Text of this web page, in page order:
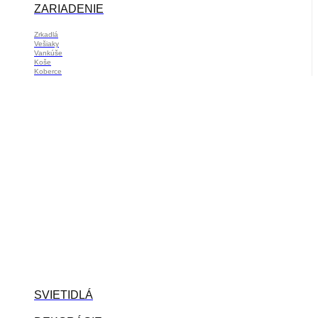
ZARIADENIE
Zrkadlá
Vešiaky
Vankúše
Koše
Koberce
SVIETIDLÁ